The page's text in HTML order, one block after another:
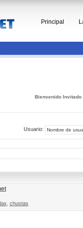
Principal
Bienvenido Invitado
Usuario:
chustas